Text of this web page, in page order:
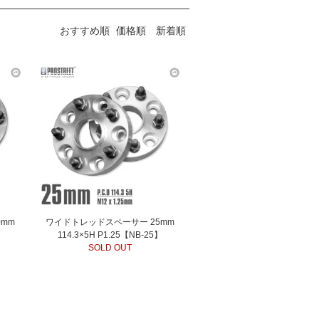
おすすめ順 価格順 新着順
ワイドトレッドスペーサー 25mm
114.3×5H P1.25【NB-25】
SOLD OUT